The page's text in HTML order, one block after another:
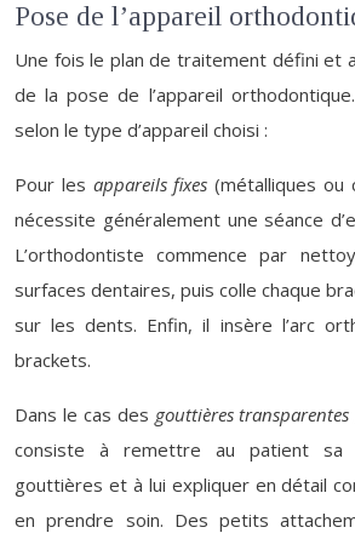
Pose de l’appareil
Une fois le plan de traitement défini et
de la pose de l’appareil
selon le type d’appareil choisi :
Pour les appareils fixes (métalliques ou
nécessite généralement une séance
L’orthodontiste commence par
surfaces dentaires, puis colle chaque
sur les dents. Enfin, il insère l’arc
brackets.
Dans le cas des gouttières transparentes
consiste à remettre au patient sa
gouttières et à lui expliquer en détail
en prendre soin. Des petits